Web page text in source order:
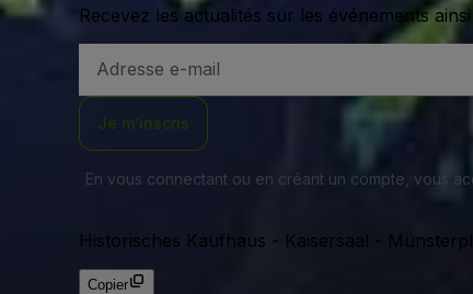
Recevez les actualités sur les événements
e-
Je m’inscris
En vous connectant ou en créant un compte, vous
Historisches Kaufhaus - Kaisersaal -
Copier